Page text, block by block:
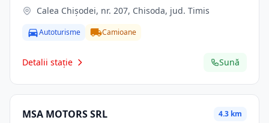
Calea Chișodei, nr. 207, Chisoda, jud. Timis
Autoturisme Camioane
Detalii stație Sună
MSA MOTORS SRL 4.3 km